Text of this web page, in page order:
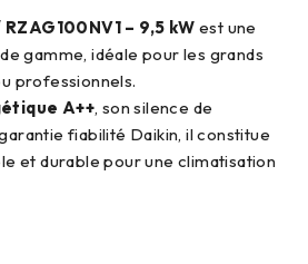
– 9,5 kW est une
gamme, idéale pour les grands
professionnels.
A++, son silence de
fiabilité Daikin, il constitue
et durable pour une climatisation